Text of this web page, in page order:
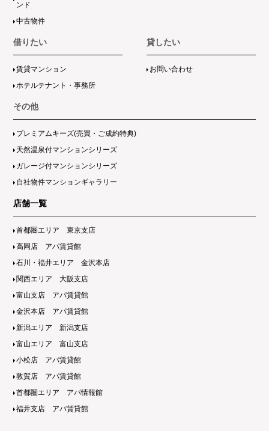
ンド
中古物件
借りたい
賃貸マンション
ホテルテナント・事務所
貸したい
お問い合わせ
その他
プレミアムキーズ(売買・ご成約特典)
天然温泉付マンションシリーズ
ガレージ付マンションシリーズ
自社物件マンションギャラリー
店舗一覧
首都圏エリア 東京支店
高岡店 アパ賃貸館
石川・福井エリア 金沢本店
関西エリア 大阪支店
富山支店 アパ賃貸館
金沢本店 アパ賃貸館
新潟エリア 新潟支店
富山エリア 富山支店
小松店 アパ賃貸館
敦賀店 アパ賃貸館
首都圏エリア アパ情報館
福井支店 アパ賃貸館